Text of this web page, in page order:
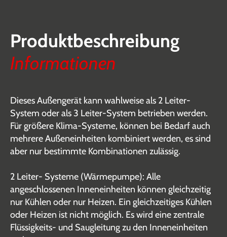
Produktbeschreibung
Informationen
Dieses Außengerät kann wahlweise als 2 Leiter-
System oder als 3 Leiter-System betrieben werden.
Für größere Klima-Systeme, können bei Bedarf auch
mehrere Außeneinheiten kombiniert werden, es sind
aber nur bestimmte Kombinationen zulässig.
2 Leiter- Systeme (Wärmepumpe): Alle
angeschlossenen Inneneinheiten können gleichzeitig
nur Kühlen oder nur Heizen. Ein gleichzeitiges Kühlen
oder Heizen ist nicht möglich. Es wird eine zentrale
Flüssigkeits- und Saugleitung zu den Inneneinheiten